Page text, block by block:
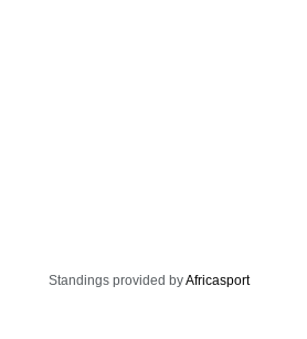
Standings provided byAfricasport